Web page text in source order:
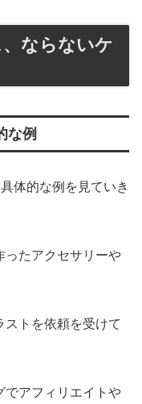
ならないケ
な例
体的な例を見ていき
ったアクセサリーや
ストを依頼を受けて
でアフィリエイトや